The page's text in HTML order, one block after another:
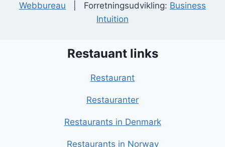
Webbureau | Forretningsudvikling: Business
Intuition
Restauant links
Restaurant
Restauranter
Restaurants in Denmark
Restaurants in Norway